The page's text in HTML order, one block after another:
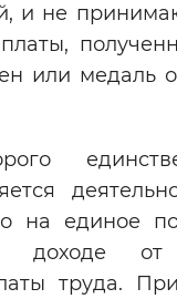
настройки
и не
или медаль
на единое
доходе от
труда.